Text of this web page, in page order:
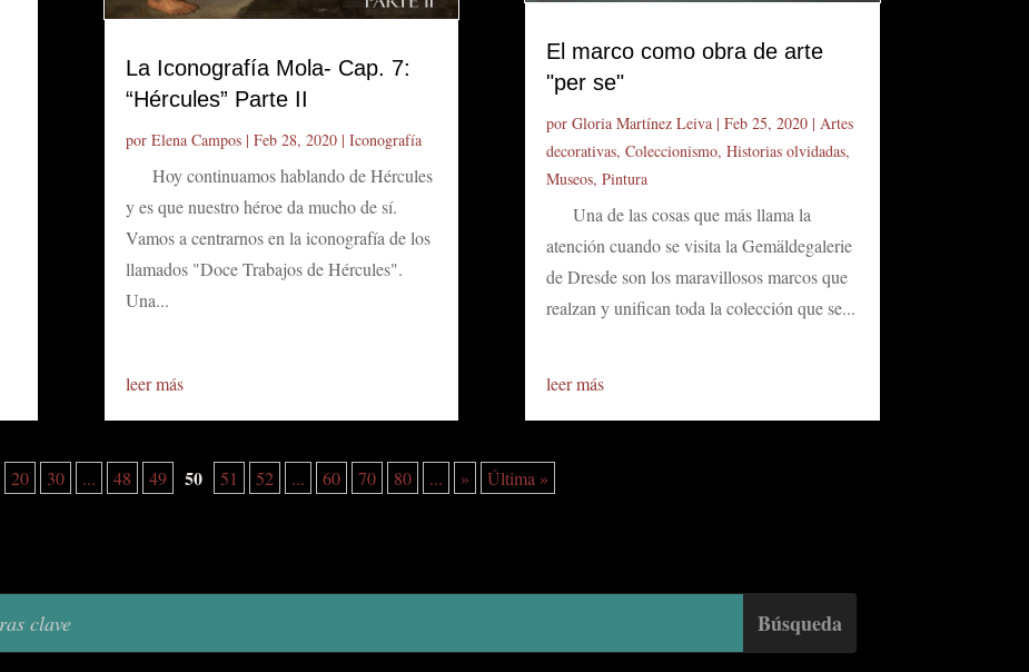
La Iconografía Mola- Cap. 7:
“Hércules” Parte II
por Elena Campos| Feb 28, 2020| Iconografía
Hoy continuamos hablando de Hércules
y es que nuestro héroe da mucho de sí.
Vamos a centrarnos en la iconografía de los
llamados "Doce Trabajos de Hércules".
Una...
leer más
El marco como obra de arte
"per se"
por Gloria Martínez Leiva| Feb 25, 2020| Artes
decorativas, Coleccionismo, Historias olvidadas,
Museos, Pintura
Una de las cosas que más llama la
atención cuando se visita la Gemäldegalerie
de Dresde son los maravillosos marcos que
realzan y unifican toda la colección que se...
leer más
20 30 ... 48 49 50 51 52 ... 60 70 80 ... » Última »